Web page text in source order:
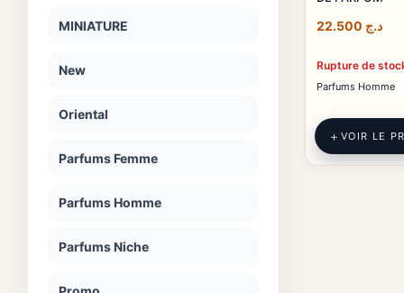
MINIATURE
New
Oriental
Parfums Femme
Parfums Homme
Parfums Niche
د.ج
Rupture de
Parfums Homme
VOIR LE